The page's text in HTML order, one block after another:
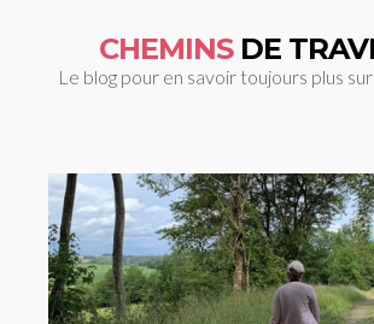
CHEMINS DE
Le blog pour en savoir toujours plus